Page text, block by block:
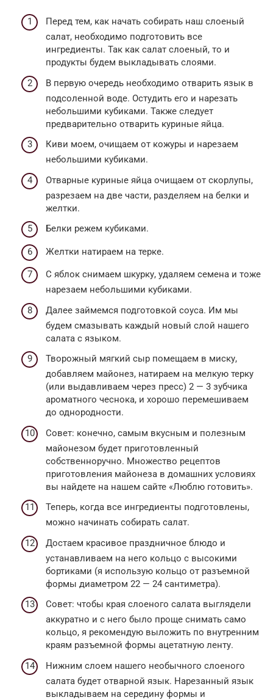
Перед тем, как начать собирать наш слоеный
салат, необходимо подготовить все
ингредиенты. Так как салат слоеный, то и
продукты будем выкладывать слоями.
В первую очередь необходимо отварить язык в
подсоленной воде. Остудить его и нарезать
небольшими кубиками. Также следует
предварительно отварить куриные яйца.
Киви моем, очищаем от кожуры и нарезаем
небольшими кубиками.
Отварные куриные яйца очищаем от скорлупы,
разрезаем на две части, разделяем на белки и
желтки.
Белки режем кубиками.
Желтки натираем на терке.
С яблок снимаем шкурку, удаляем семена и тоже
нарезаем небольшими кубиками.
Далее займемся подготовкой соуса. Им мы
будем смазывать каждый новый слой нашего
салата с языком.
Творожный мягкий сыр помещаем в миску,
добавляем майонез, натираем на мелкую терку
(или выдавливаем через пресс) 2 — 3 зубчика
ароматного чеснока, и хорошо перемешиваем
до однородности.
Совет: конечно, самым вкусным и полезным
майонезом будет приготовленный
собственноручно. Множество рецептов
приготовления майонеза в домашних условиях
вы найдете на нашем сайте «Люблю готовить».
Теперь, когда все ингредиенты подготовлены,
можно начинать собирать салат.
Достаем красивое праздничное блюдо и
устанавливаем на него кольцо с высокими
бортиками (я использую кольцо от разъемной
формы диаметром 22 — 24 сантиметра).
Совет: чтобы края слоеного салата выглядели
аккуратно и с него было проще снимать само
кольцо, я рекомендую выложить по внутренним
краям разъемной формы ацетатную ленту.
Нижним слоем нашего необычного слоеного
салата будет отварной язык. Нарезанный язык
выкладываем на середину формы и